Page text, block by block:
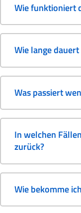
Wie funktioniert
Wie lange
Was passiert
In welchen
zurück?
Wie bekomme